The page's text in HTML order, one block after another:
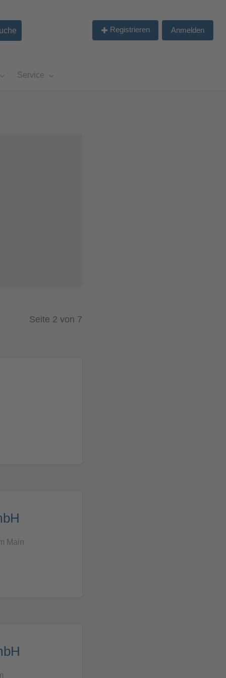
Registrieren Anmelden
Service
Seite 2 von 7
Main